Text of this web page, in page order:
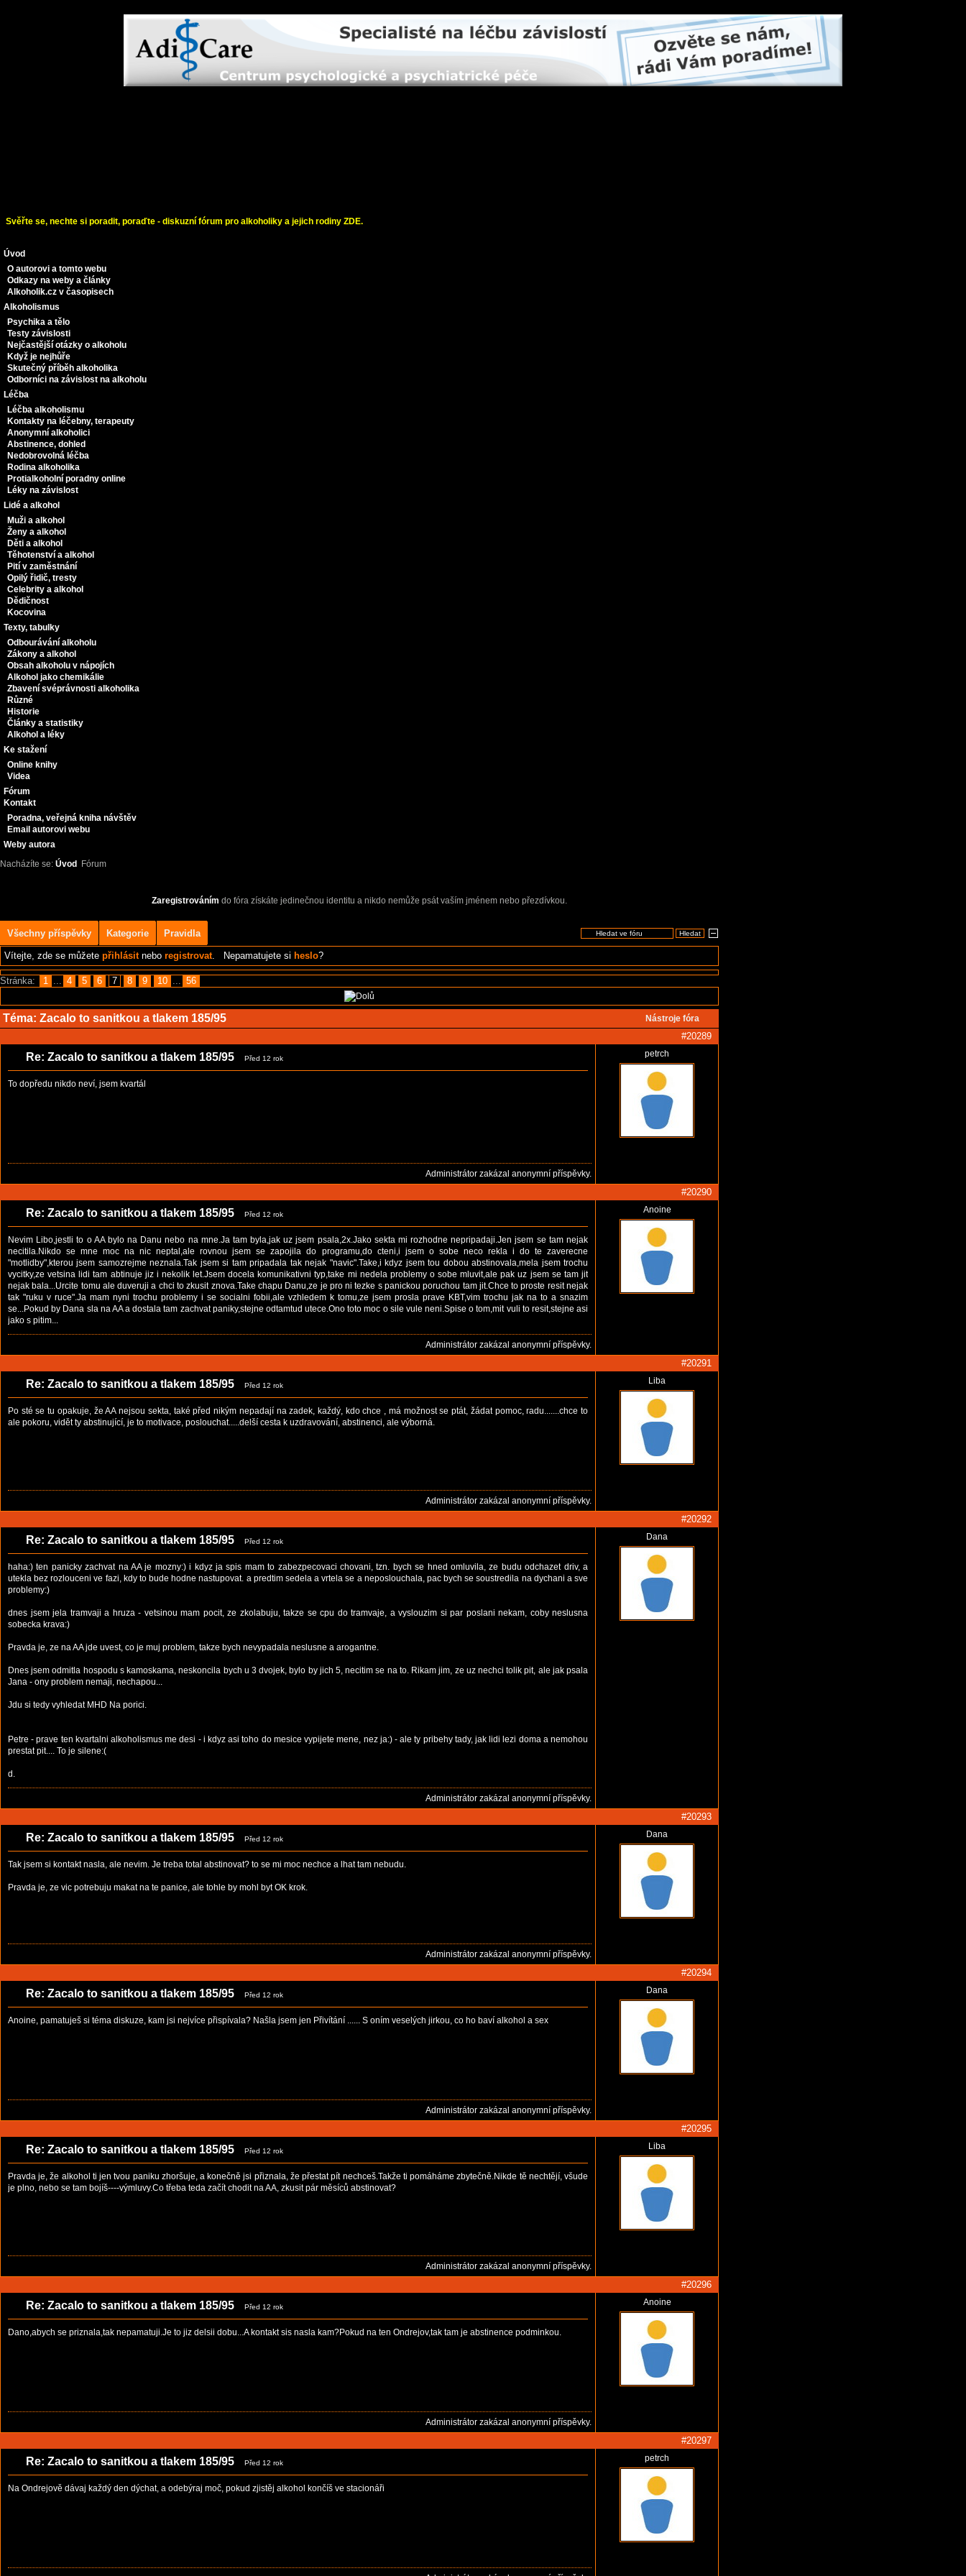
Svěřte se, nechte si poradit, poraďte - diskuzní fórum pro alkoholiky a jejich rodiny ZDE.
Úvod
O autorovi a tomto webu
Odkazy na weby a články
Alkoholik.cz v časopisech
Alkoholismus
Psychika a tělo
Testy závislosti
Nejčastější otázky o alkoholu
Když je nejhůře
Skutečný příběh alkoholika
Odborníci na závislost na alkoholu
Léčba
Léčba alkoholismu
Kontakty na léčebny, terapeuty
Anonymní alkoholici
Abstinence, dohled
Nedobrovolná léčba
Rodina alkoholika
Protialkoholní poradny online
Léky na závislost
Lidé a alkohol
Muži a alkohol
Ženy a alkohol
Děti a alkohol
Těhotenství a alkohol
Pití v zaměstnání
Opilý řidič, tresty
Celebrity a alkohol
Dědičnost
Kocovina
Texty, tabulky
Odbourávání alkoholu
Zákony a alkohol
Obsah alkoholu v nápojích
Alkohol jako chemikálie
Zbavení svéprávnosti alkoholika
Různé
Historie
Články a statistiky
Alkohol a léky
Ke stažení
Online knihy
Videa
Fórum
Kontakt
Poradna, veřejná kniha návštěv
Email autorovi webu
Weby autora
Nacházíte se: Úvod Fórum
Zaregistrováním do fóra získáte jedinečnou identitu a nikdo nemůže psát vaším jménem nebo přezdívkou.
Všechny příspěvky Kategorie Pravidla
Vítejte, zde se můžete přihlásitnebo registrovat. Nepamatujete si heslo?
Stránka: 1 ... 4 5 6 7 8 9 10 ... 56
Téma: Zacalo to sanitkou a tlakem 185/95 Nástroje fóra
#20289
Re: Zacalo to sanitkou a tlakem 185/95 Před 12 rok
To dopředu nikdo neví, jsem kvartál
petrch
Administrátor zakázal anonymní příspěvky.
#20290
Re: Zacalo to sanitkou a tlakem 185/95 Před 12 rok
Nevim Libo,jestli to o AA bylo na Danu nebo na mne.Ja tam byla,jak uz jsem psala,2x.Jako sekta mi rozhodne nepripadaji.Jen jsem se tam nejak
necitila.Nikdo se mne moc na nic neptal,ale rovnou jsem se zapojila do programu,do cteni,i jsem o sobe neco rekla i do te zaverecne
"motlidby",kterou jsem samozrejme neznala.Tak jsem si tam pripadala tak nejak "navic".Take,i kdyz jsem tou dobou abstinovala,mela jsem trochu
vycitky,ze vetsina lidi tam abtinuje jiz i nekolik let.Jsem docela komunikativni typ,take mi nedela problemy o sobe mluvit,ale pak uz jsem se tam jit
nejak bala...Urcite tomu ale duveruji a chci to zkusit znova.Take chapu Danu,ze je pro ni tezke s panickou poruchou tam jit.Chce to proste resit nejak
tak "ruku v ruce".Ja mam nyni trochu problemy i se socialni fobii,ale vzhledem k tomu,ze jsem prosla prave KBT,vim trochu jak na to a snazim
se...Pokud by Dana sla na AA a dostala tam zachvat paniky,stejne odtamtud utece.Ono toto moc o sile vule neni.Spise o tom,mit vuli to resit,stejne asi
jako s pitim...
Anoine
Administrátor zakázal anonymní příspěvky.
#20291
Re: Zacalo to sanitkou a tlakem 185/95 Před 12 rok
Po sté se tu opakuje, že AA nejsou sekta, také před nikým nepadají na zadek, každý, kdo chce , má možnost se ptát, žádat pomoc, radu.......chce to
ale pokoru, vidět ty abstinující, je to motivace, poslouchat.....delší cesta k uzdravování, abstinenci, ale výborná.
Liba
Administrátor zakázal anonymní příspěvky.
#20292
Re: Zacalo to sanitkou a tlakem 185/95 Před 12 rok
haha:) ten panicky zachvat na AA je mozny:) i kdyz ja spis mam to zabezpecovaci chovani, tzn. bych se hned omluvila, ze budu odchazet driv, a
utekla bez rozlouceni ve fazi, kdy to bude hodne nastupovat. a predtim sedela a vrtela se a neposlouchala, pac bych se soustredila na dychani a sve
problemy:)
dnes jsem jela tramvaji a hruza - vetsinou mam pocit, ze zkolabuju, takze se cpu do tramvaje, a vyslouzim si par poslani nekam, coby neslusna
sobecka krava:)
Pravda je, ze na AA jde uvest, co je muj problem, takze bych nevypadala neslusne a arogantne.
Dnes jsem odmitla hospodu s kamoskama, neskoncila bych u 3 dvojek, bylo by jich 5, necitim se na to. Rikam jim, ze uz nechci tolik pit, ale jak psala
Jana - ony problem nemaji, nechapou...
Jdu si tedy vyhledat MHD Na porici.
Petre - prave ten kvartalni alkoholismus me desi - i kdyz asi toho do mesice vypijete mene, nez ja:) - ale ty pribehy tady, jak lidi lezi doma a nemohou
prestat pit.... To je silene:(
d.
Dana
Administrátor zakázal anonymní příspěvky.
#20293
Re: Zacalo to sanitkou a tlakem 185/95 Před 12 rok
Tak jsem si kontakt nasla, ale nevim. Je treba total abstinovat? to se mi moc nechce a lhat tam nebudu.
Pravda je, ze vic potrebuju makat na te panice, ale tohle by mohl byt OK krok.
Dana
Administrátor zakázal anonymní příspěvky.
#20294
Re: Zacalo to sanitkou a tlakem 185/95 Před 12 rok
Anoine, pamatuješ si téma diskuze, kam jsi nejvíce přispívala? Našla jsem jen Přivítání ...... S oním veselých jirkou, co ho baví alkohol a sex
Dana
Administrátor zakázal anonymní příspěvky.
#20295
Re: Zacalo to sanitkou a tlakem 185/95 Před 12 rok
Pravda je, že alkohol ti jen tvou paniku zhoršuje, a konečně jsi přiznala, že přestat pít nechceš.Takže ti pomáháme zbytečně.Nikde tě nechtějí, všude
je plno, nebo se tam bojíš----výmluvy.Co třeba teda začít chodit na AA, zkusit pár měsíců abstinovat?
Liba
Administrátor zakázal anonymní příspěvky.
#20296
Re: Zacalo to sanitkou a tlakem 185/95 Před 12 rok
Dano,abych se priznala,tak nepamatuji.Je to jiz delsii dobu...A kontakt sis nasla kam?Pokud na ten Ondrejov,tak tam je abstinence podminkou.
Anoine
Administrátor zakázal anonymní příspěvky.
#20297
Re: Zacalo to sanitkou a tlakem 185/95 Před 12 rok
Na Ondrejově dávaj každý den dýchat, a odebýraj moč, pokud zjistěj alkohol končíš ve stacionáři
petrch